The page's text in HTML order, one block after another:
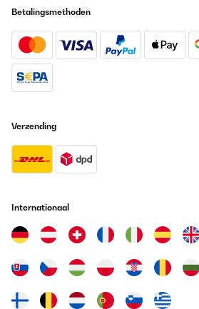
Betalingsmethoden
Verzending
Internationaal